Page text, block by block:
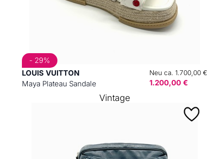
LOUIS VUITTON
Maya Plateau Sandale
Neu ca. 1.700,00 €
1.200,00 €
- 29%
Vintage